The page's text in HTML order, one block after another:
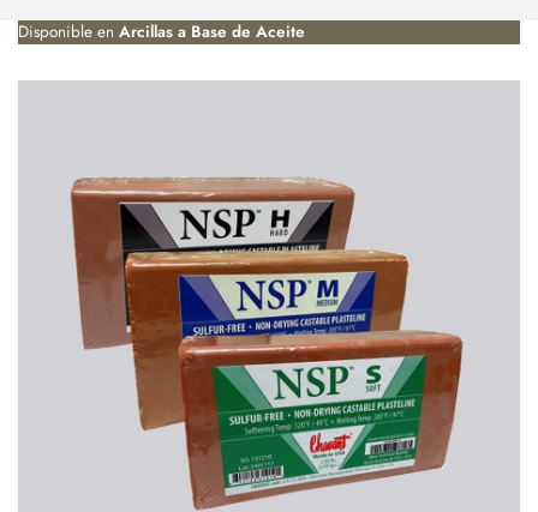
Disponible en Arcillas a Base de Aceite